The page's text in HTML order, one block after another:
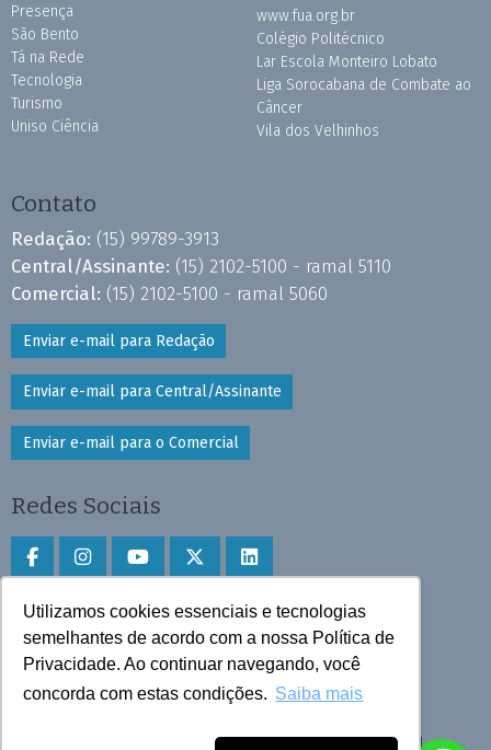
Utilizamos cookies essenciais e tecnologias
semelhantes de acordo com a nossa Política de
Privacidade. Ao continuar navegando, você
concorda com estas condições. Saiba mais
Presença
São Bento
Tá na Rede
Tecnologia
Turismo
Uniso Ciência
www.fua.org.br
Colégio Politécnico
Lar Escola Monteiro Lobato
Liga Sorocabana de Combate ao
Câncer
Vila dos Velhinhos
Contato
Redação: (15) 99789-3913
Central/Assinante: (15) 2102-5100 - ramal 5110
Comercial: (15) 2102-5100 - ramal 5060
Enviar e-mail para Redação
Enviar e-mail para Central/Assinante
Enviar e-mail para o Comercial
Redes Sociais
Faça download do aplicativo
Play Store e App Store
Todos os direitos reservados © 2025 Cruzeiro do Sul